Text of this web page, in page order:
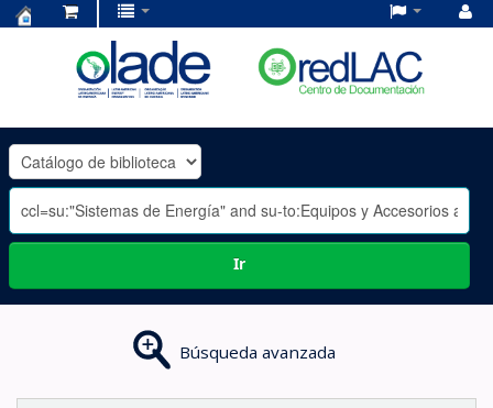
OLADE
-
Ir
Búsqueda avanzada